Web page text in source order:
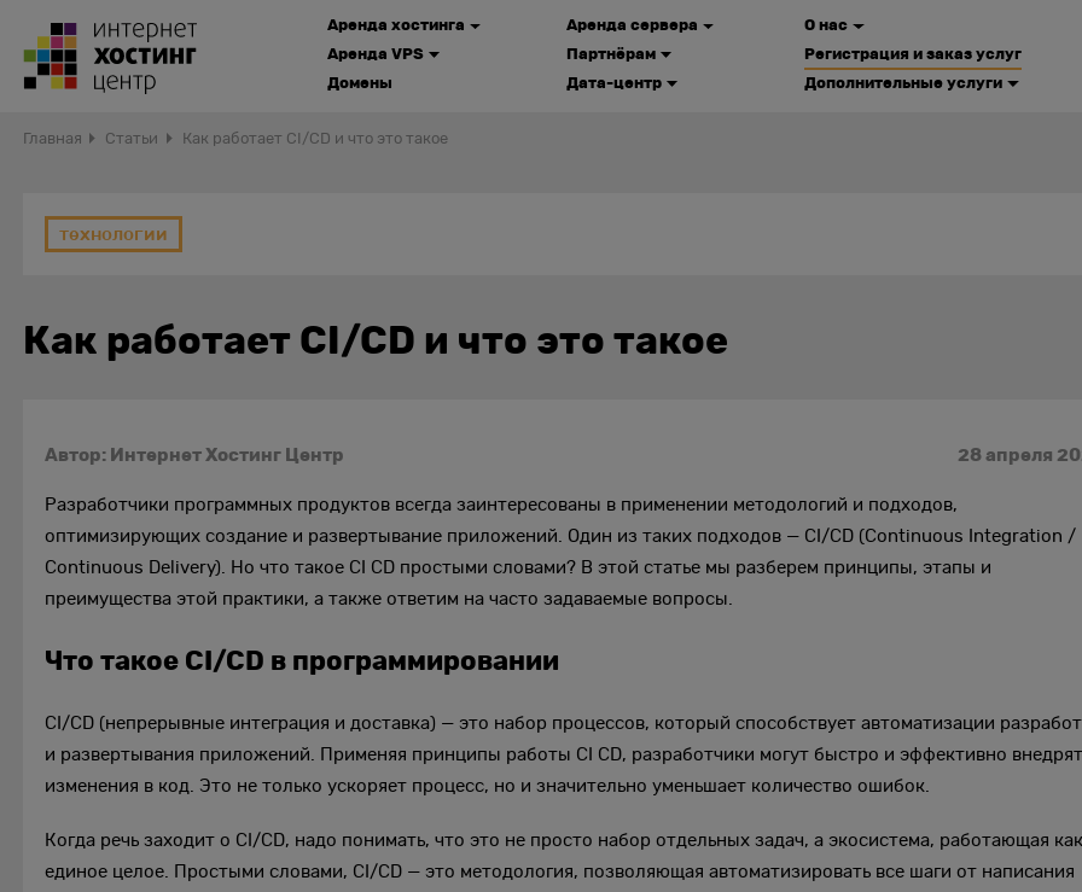
Аренда хостинга
Аренда VPS
Домены
Аренда сервера
Партнёрам
Дата-центр
О нас
Регистрация и заказ услуг
Дополнительные услуги
Главная Статьи Как работает CI/CD и что это такое
технологии
Как работает CI/CD и что это такое
Автор: Интернет Хостинг Центр 28 апреля
Разработчики программных продуктов всегда заинтересованы в применении методологий и подходов,
оптимизирующих создание и развертывание приложений. Один из таких подходов — CI/CD (Continuous Integration /
Continuous Delivery). Но что такое CI CD простыми словами? В этой статье мы разберем принципы, этапы и
преимущества этой практики, а также ответим на часто задаваемые вопросы.
Что такое CI/CD в программировании
CI/CD (непрерывные интеграция и доставка) — это набор процессов, который способствует автоматизации
и развертывания приложений. Применяя принципы работы CI CD, разработчики могут быстро и эффективно
изменения в код. Это не только ускоряет процесс, но и значительно уменьшает количество ошибок.
Когда речь заходит о CI/CD, надо понимать, что это не просто набор отдельных задач, а экосистема, работающая
единое целое. Простыми словами, CI/CD — это методология, позволяющая автоматизировать все шаги от написания